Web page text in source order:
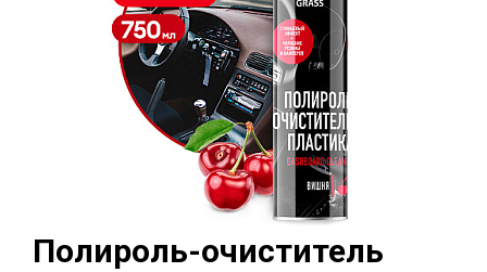
Полироль-очиститель